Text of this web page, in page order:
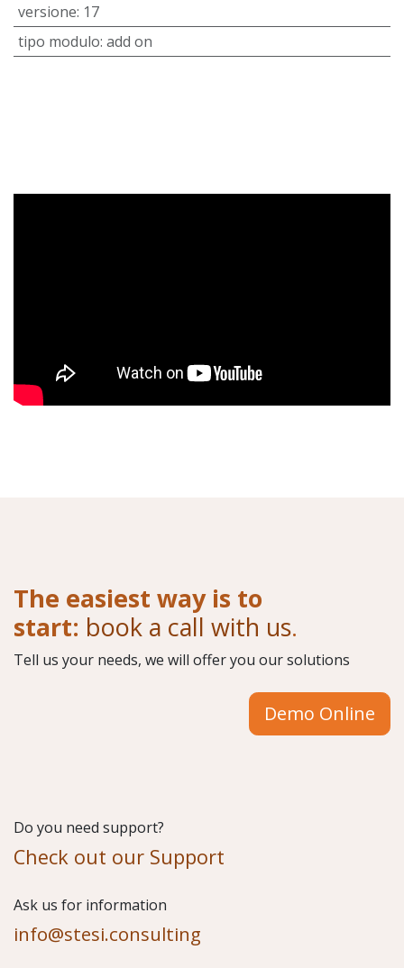
versione: 17
tipo modulo: add on
The easiest way is to
start: book a call with us.
Tell us your needs, we will offer you our solutions
Demo Online
Do you need support?
Check out our Support
​Ask us for information
info@stesi.consulting